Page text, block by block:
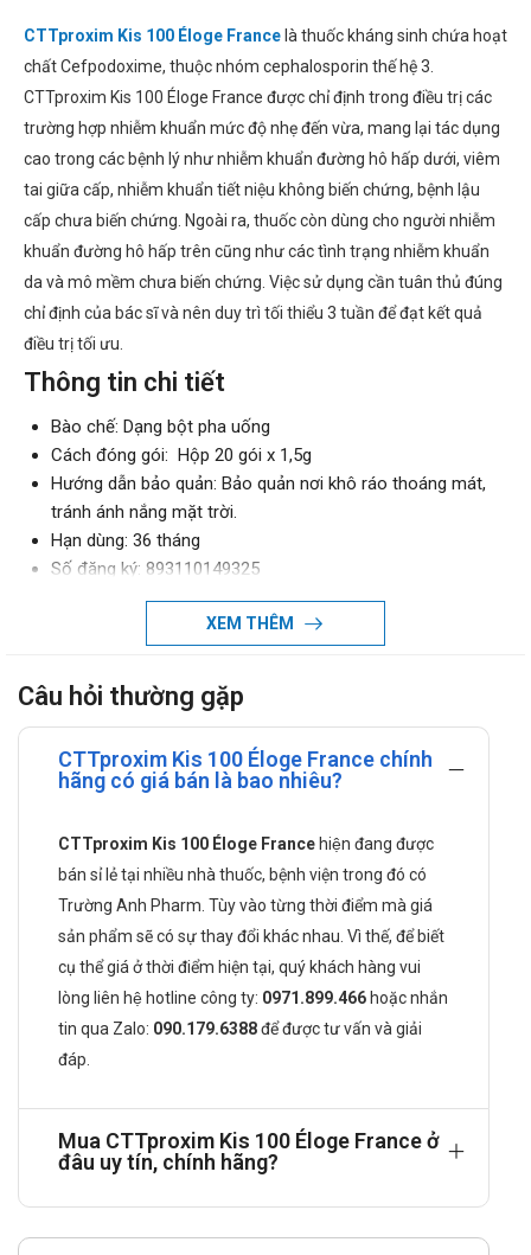
CTTproxim Kis 100 Éloge France là thuốc kháng sinh chứa hoạt
chất Cefpodoxime, thuộc nhóm cephalosporin thế hệ 3.
CTTproxim Kis 100 Éloge France được chỉ định trong điều trị các
trường hợp nhiễm khuẩn mức độ nhẹ đến vừa, mang lại tác dụng
cao trong các bệnh lý như nhiễm khuẩn đường hô hấp dưới, viêm
tai giữa cấp, nhiễm khuẩn tiết niệu không biến chứng, bệnh lậu
cấp chưa biến chứng. Ngoài ra, thuốc còn dùng cho người nhiễm
khuẩn đường hô hấp trên cũng như các tình trạng nhiễm khuẩn
da và mô mềm chưa biến chứng. Việc sử dụng cần tuân thủ đúng
chỉ định của bác sĩ và nên duy trì tối thiểu 3 tuần để đạt kết quả
điều trị tối ưu.
Thông tin chi tiết
Bào chế: Dạng bột pha uống
Cách đóng gói: Hộp 20 gói x 1,5g
Hướng dẫn bảo quản: Bảo quản nơi khô ráo thoáng mát,
tránh ánh nắng mặt trời.
Hạn dùng: 36 tháng
Số đăng ký: 893110149325
Thương hiệu: Éloge France
Nhà sản xuất: Éloge France
Sản xuất tại: Việt Nam
Giao hàng: Toàn quốc.
Thành phần của CTTproxim Kis 100
Éloge France
Tá dược vừa đủ
Công dụng của CTTproxim Kis 100 Éloge
France
Nhiễm khuẩn đường hô hấp dưới.
Viêm tai giữa cấp.
Nhiễm khuẩn tiết niệu không biến chứng.
Bệnh lậu cấp chưa biến chứng.
Nhiễm khuẩn da và mô dưới da chưa biến chứng.
Cách dùng CTTproxim Kis 100 Éloge
Được dùng để uống
XEM THÊM
Câu hỏi thường gặp
CTTproxim Kis 100 Éloge France chính
hãng có giá bán là bao nhiêu?
CTTproxim Kis 100 Éloge France hiện đang được
bán sỉ lẻ tại nhiều nhà thuốc, bệnh viện trong đó có
Trường Anh Pharm. Tùy vào từng thời điểm mà giá
sản phẩm sẽ có sự thay đổi khác nhau. Vì thế, để biết
cụ thể giá ở thời điểm hiện tại, quý khách hàng vui
lòng liên hệ hotline công ty: 0971.899.466 hoặc nhắn
tin qua Zalo: 090.179.6388để được tư vấn và giải
đáp.
Mua CTTproxim Kis 100 Éloge France ở
đâu uy tín, chính hãng?